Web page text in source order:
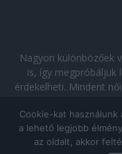
Nagyon különbözőek
is, így megpróbáljuk
érdekelheti. Mindent
Cookie-kat
a lehető legjobb
az oldalt, akkor